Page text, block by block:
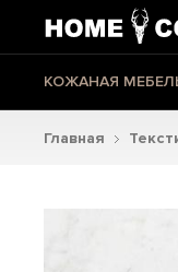
КОЖАНАЯ
Главная